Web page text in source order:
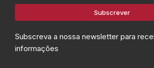
Subscrever
Subscreva a nossa newsletter para
informações